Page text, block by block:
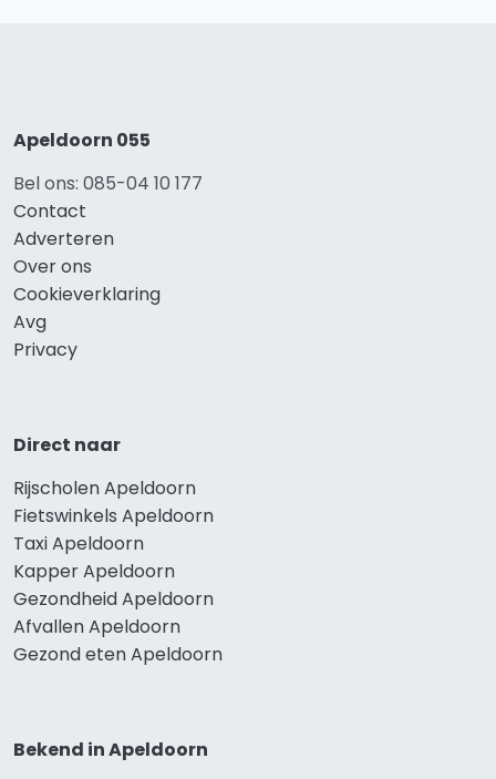
Apeldoorn 055
Bel ons: 085-04 10 177
Contact
Adverteren
Over ons
Cookieverklaring
Avg
Privacy
Direct naar
Rijscholen Apeldoorn
Fietswinkels Apeldoorn
Taxi Apeldoorn
Kapper Apeldoorn
Gezondheid Apeldoorn
Afvallen Apeldoorn
Gezond eten Apeldoorn
Bekend in Apeldoorn